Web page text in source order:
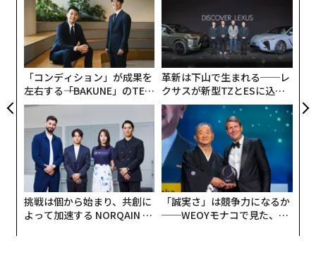
「コンディション」が成果を
左右する――「BAKUNE」のTEN
TIALが支える「挑戦者の明
革新は下山で生まれる──レ
クサスが新型TZとESに込め
た「DISCOVER」の哲学
挑戦は個から始まり、共創に
よって加速する NORQAIN JA
「誠実さ」は競争力になるか
──WEOYモナコで見た、く